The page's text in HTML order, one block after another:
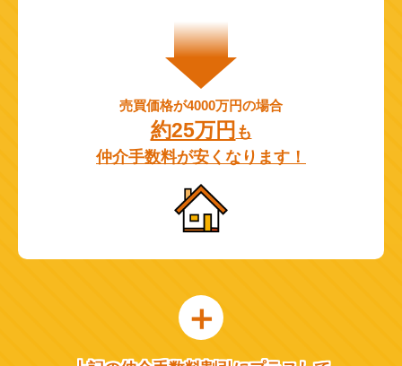
売買価格が4000万円の場合
約25万円 も
仲介手数料が安くなります！